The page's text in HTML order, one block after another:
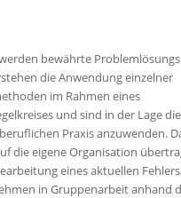
bewährte
die Anwendung einzelner
im Rahmen eines
und sind in der Lage
Praxis anzuwenden.
die eigene Organisation
eines aktuellen
in Gruppenarbeit anhand